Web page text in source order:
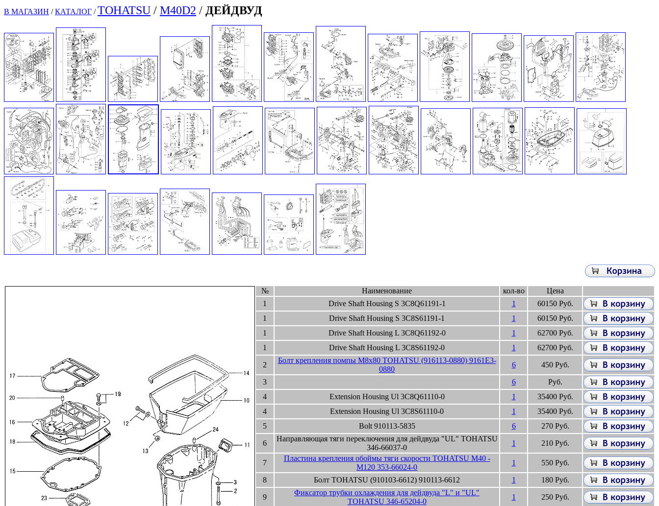
В МАГАЗИН / КАТАЛОГ /TOHATSU / M40D2 / ДЕЙДВУД
№ Наименование кол-во
Цена
1
Drive Shaft Housing S 3C8Q61191-1 1
60150 Руб.
1
Drive Shaft Housing S 3C8S61191-1 1
60150 Руб.
1
Drive Shaft Housing L 3C8Q61192-0 1
62700 Руб.
1
Drive Shaft Housing L 3C8S61192-0 1 62700 Руб.
2
Болт крепления помпы M8x80 TOHATSU (916113-0880) 9161E3-
0880
6 450 Руб.
3 6
Руб.
4
Extension Housing Ul 3C8Q61110-0 1
35400 Руб.
4
Extension Housing Ul 3C8S61110-0 1
35400 Руб.
5
Bolt 910113-5835 6 270 Руб.
6
Направляющая тяги переключения для дейдвуда "UL" TOHATSU
346-66037-0
1 210 Руб.
7
Пластина крепления обоймы тяги скорости TOHATSU M40 -
M120 353-66024-0
1 550 Руб.
8 Болт TOHATSU (910103-6612) 910113-6612 1 180 Руб.
9
Фиксатор трубки охлаждения для дейдвуда "L" и "UL"
TOHATSU 346-65204-0
1 250 Руб.